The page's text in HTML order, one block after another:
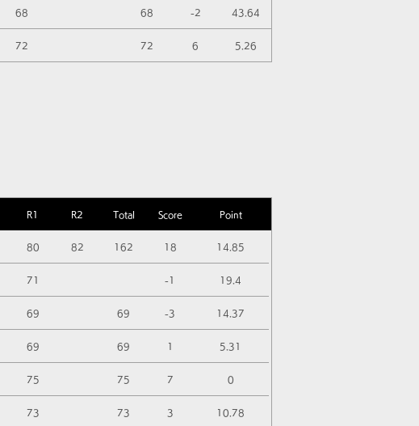
68 68 -2 43.64
72 72 6 5.26
R1 R2 Total Score Point
80 82 162 18 14.85
71 -1 19.4
69 69 -3 14.37
69 69 1 5.31
75 75 7 0
73 73 3 10.78